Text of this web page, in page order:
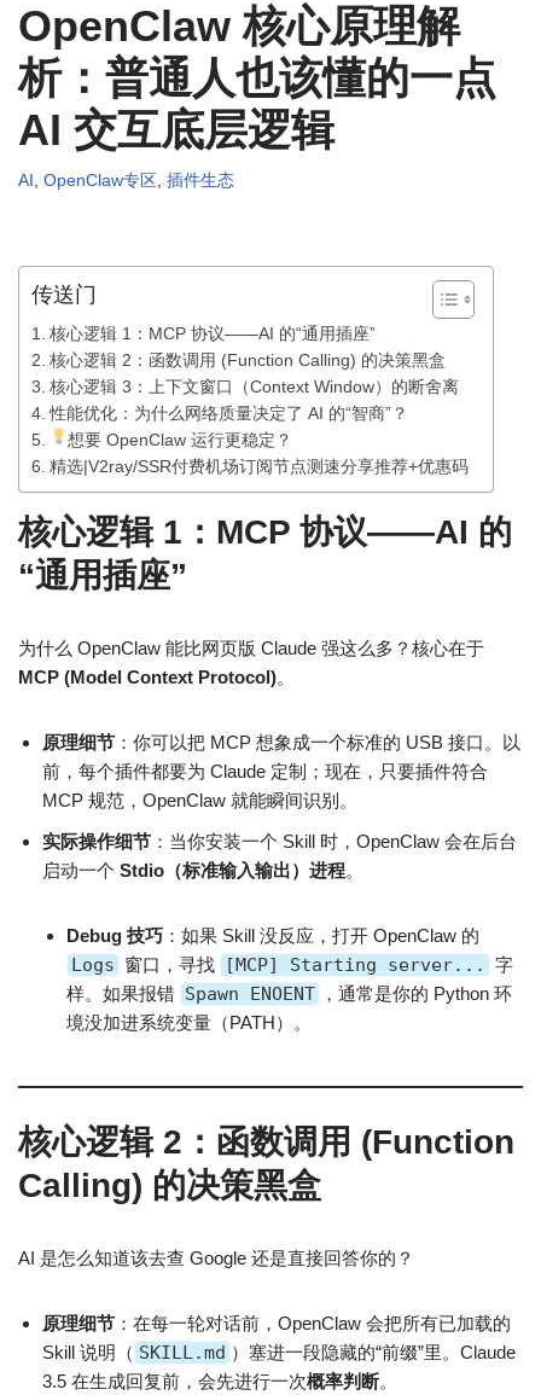
OpenClaw 核心原理解
析：普通人也该懂的一点
AI 交互底层逻辑
AI , OpenClaw专区 , 插件生态
传送门
核心逻辑 1：MCP 协议——AI 的“通用插座”
核心逻辑 2：函数调用 (Function Calling) 的决策黑盒
核心逻辑 3：上下文窗口（Context Window）的断舍离
性能优化：为什么网络质量决定了 AI 的“智商”？
想要 OpenClaw 运行更稳定？
精选|V2ray/SSR付费机场订阅节点测速分享推荐+优惠码
核心逻辑 1：MCP 协议——AI 的
“通用插座”
为什么 OpenClaw 能比网页版 Claude 强这么多？核心在于
MCP (Model Context Protocol)。
原理细节 ：你可以把 MCP 想象成一个标准的 USB 接口。以
前，每个插件都要为 Claude 定制；现在，只要插件符合
MCP 规范，OpenClaw 就能瞬间识别。
实际操作细节 ：当你安装一个 Skill 时，OpenClaw 会在后台
启动一个 Stdio（标准输入输出）进程。
Debug 技巧 ：如果 Skill 没反应，打开 OpenClaw 的
Logs 窗口，寻找 [MCP] Starting server...
字
样。如果报错 Spawn ENOENT ，通常是你的 Python 环
境没加进系统变量（PATH）。
核心逻辑 2：函数调用 (Function
Calling) 的决策黑盒
AI 是怎么知道该去查 Google 还是直接回答你的？
原理细节 ：在每一轮对话前，OpenClaw 会把所有已加载的
Skill 说明（ SKILL.md ）塞进一段隐藏的“前缀”里。Claude
3.5 在生成回复前，会先进行一次概率判断。